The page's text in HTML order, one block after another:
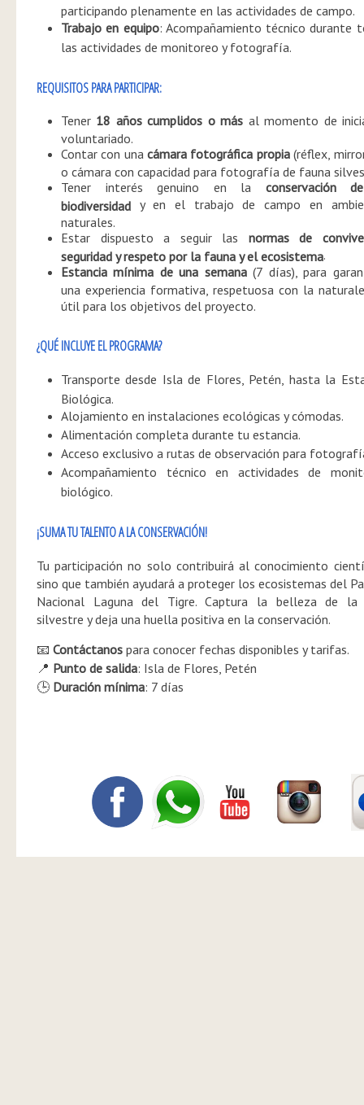
participando plenamente en las actividades de campo.
Trabajo en equipo: Acompañamiento técnico durante
las actividades de monitoreo y fotografía.
REQUISITOS PARA PARTICIPAR:
Tener 18 años cumplidos o más al momento de
voluntariado.
Contar con unacámara fotográfica propia(réflex,
o cámara con capacidad para fotografía de fauna
Tener interés genuino en la conservación
biodiversidad y en el trabajo de campo en
naturales.
Estar dispuesto a seguir las normas de
seguridad y respeto por la fauna y el ecosistema.
Estancia mínima de una semana(7 días), para
una experiencia formativa, respetuosa con la
útil para los objetivos del proyecto.
¿QUÉ INCLUYE EL PROGRAMA?
Transporte desde Isla de Flores, Petén, hasta la
Biológica.
Alojamiento en instalaciones ecológicas y cómodas.
Alimentación completa durante tu estancia.
Acceso exclusivo a rutas de observación para
Acompañamiento técnico en actividades de
biológico.
¡SUMA TU TALENTO A LA CONSERVACIÓN!
Tu participación no solo contribuirá al conocimiento
sino que también ayudará a proteger los ecosistemas del
Nacional Laguna del Tigre. Captura la belleza de la
silvestre y deja una huella positiva en la conservación.
📧 Contáctanos para conocer fechas disponibles y tarifas.
📍 Punto de salida: Isla de Flores, Petén
🕒 Duración mínima: 7 días